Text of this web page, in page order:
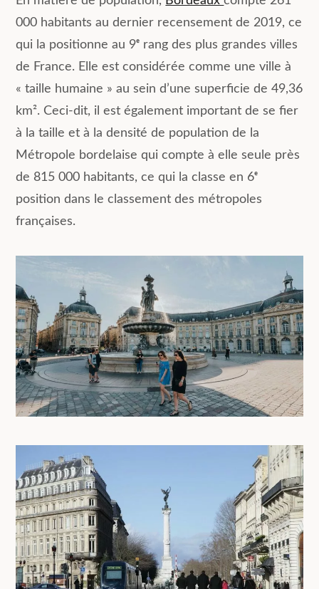
000 habitants au dernier recensement de 2019, ce
qui la positionne au 9ᵉ rang des plus grandes villes
de France. Elle est considérée comme une ville à
« taille humaine » au sein d’une superficie de 49,36
km². Ceci-dit, il est également important de se fier
à la taille et à la densité de population de la
Métropole bordelaise qui compte à elle seule près
de 815 000 habitants, ce qui la classe en 6ᵉ
position dans le classement des métropoles
françaises.